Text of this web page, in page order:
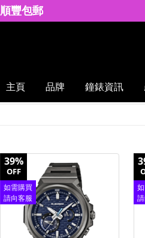
順豐包郵
主頁 品牌 鐘錶資訊
39%
OFF
如需購買
請向客服
查詢